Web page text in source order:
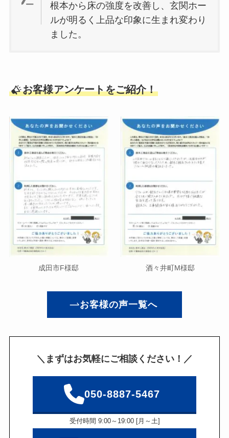
根本から床の強度を改善し、玄関ホー
ルが明るく上品な印象に生まれ変わり
ました。
お客様アンケートをご紹介！
成田市F様邸 酒々井町M様邸
お客様の声一覧へ
＼まずはお気軽にご相談ください！／
050-8887-5467
受付時間 9:00～19:00 [月～土]